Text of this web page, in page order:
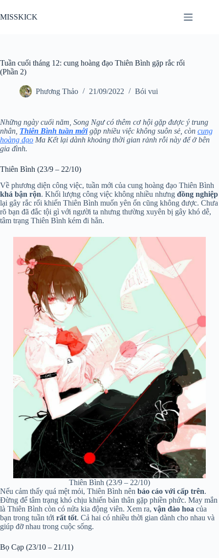
đến
phần
MISSKICK
Tuần cuối tháng 12: cung hoàng đạo Thiên Bình gặp rắc rối
(Phần 2)
Phương Thảo 21/09/2022 Bói vui
Những ngày cuối năm, Song Ngư có thêm cơ hội gặp được ý trung
nhân, Thiên Bình tuần mớigặp nhiều việc không suôn sẻ, còn cung
hoàng đạo Ma Kết lại dành khoảng thời gian rảnh rỗi này để ở bên
gia đình.
Thiên Bình (23/9 – 22/10)
Về phương diện công việc, tuần mới của cung hoàng đạo Thiên Bình
khá bận rộn. Khối lượng công việc không nhiều nhưng đồng nghiệp
lại gây rắc rối khiến Thiên Bình muốn yên ổn cũng không được. Chưa
rõ bạn đã đắc tội gì với người ta nhưng thường xuyên bị gây khó dễ,
tâm trạng Thiên Bình kém đi hẳn.
Thiên Bình (23/9 – 22/10)
Nếu cảm thấy quá mệt mỏi, Thiên Bình nên báo cáo với cấp trên.
Đừng để tâm trạng khó chịu khiến bản thân gặp phiền phức. May mắn
là Thiên Bình còn có nửa kia động viên. Xem ra, vận đào hoa của
bạn trong tuần tới rất tốt. Cả hai có nhiều thời gian dành cho nhau và
giúp đỡ nhau trong cuộc sống.
Bọ Cạp (23/10 – 21/11)